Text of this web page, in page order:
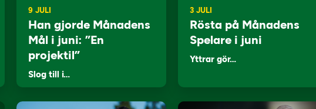
9 JULI
Han gjorde Månadens
Mål i juni: ”En
projektil”
Slog till i…
3 JULI
Rösta på Månadens
Spelare i juni
Yttrar gör…